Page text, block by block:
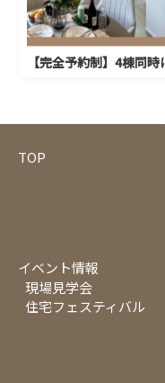
【完全予約制】4棟同
TOP
イベント情報
現場見学会
住宅フェスティバル